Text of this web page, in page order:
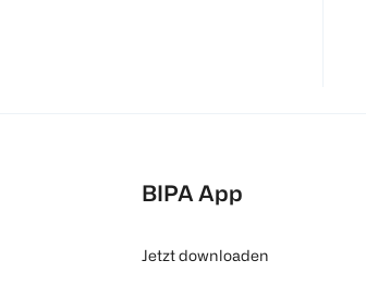
BIPA App
Jetzt downloaden